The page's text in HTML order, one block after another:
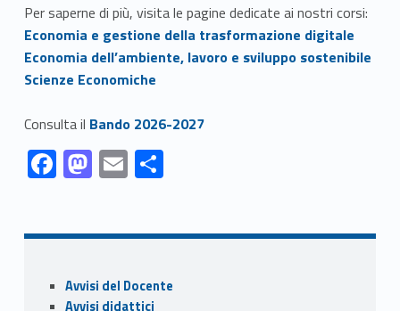
Per saperne di più, visita le pagine dedicate ai nostri corsi:
Link identifier #identifier__97940-1
Economia e gestione della trasformazione digitale
Link identifier #identifier__196098-2
Economia dell’ambiente, lavoro e sviluppo sostenibile
Link identifier #identifier__68120-3
Scienze Economiche
Consulta il Link identifier #identifier__7777-4
Bando 2026-2027
Link identifier #identifier__6668-1
F
ac
b
o
Link identifier #identifier__176745-2 M
as
d
o
Link identifier #identifier__46988-3 E
m
l
Link identifier #identifier__182956-4 C
o
di
vi
Sidebar
Avvisi del Docente
Avvisi didattici